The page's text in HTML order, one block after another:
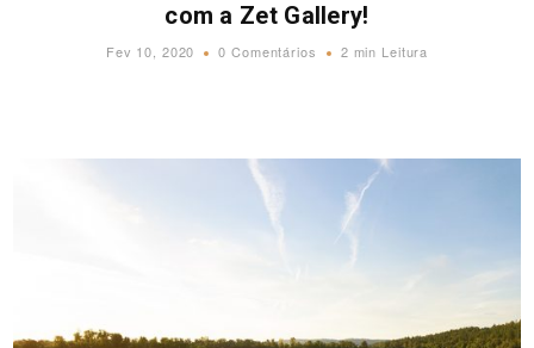
com a Zet Gallery!
Fev 10, 2020 0 Comentários 2 min Leitura